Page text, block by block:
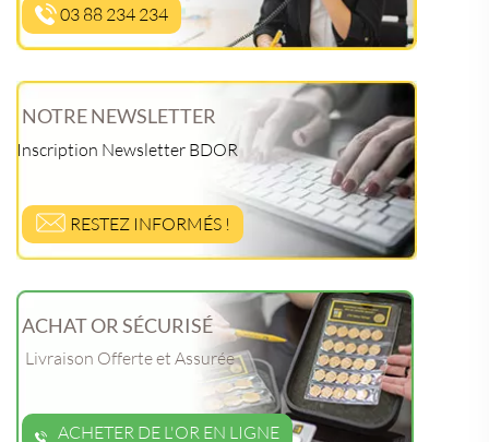
03 88 234 234
NOTRE NEWSLETTER
Inscription Newsletter BDOR
RESTEZ INFORMÉS !
ACHAT OR SÉCURISÉ
Livraison Offerte et Assurée
ACHETER DE L'OR EN LIGNE